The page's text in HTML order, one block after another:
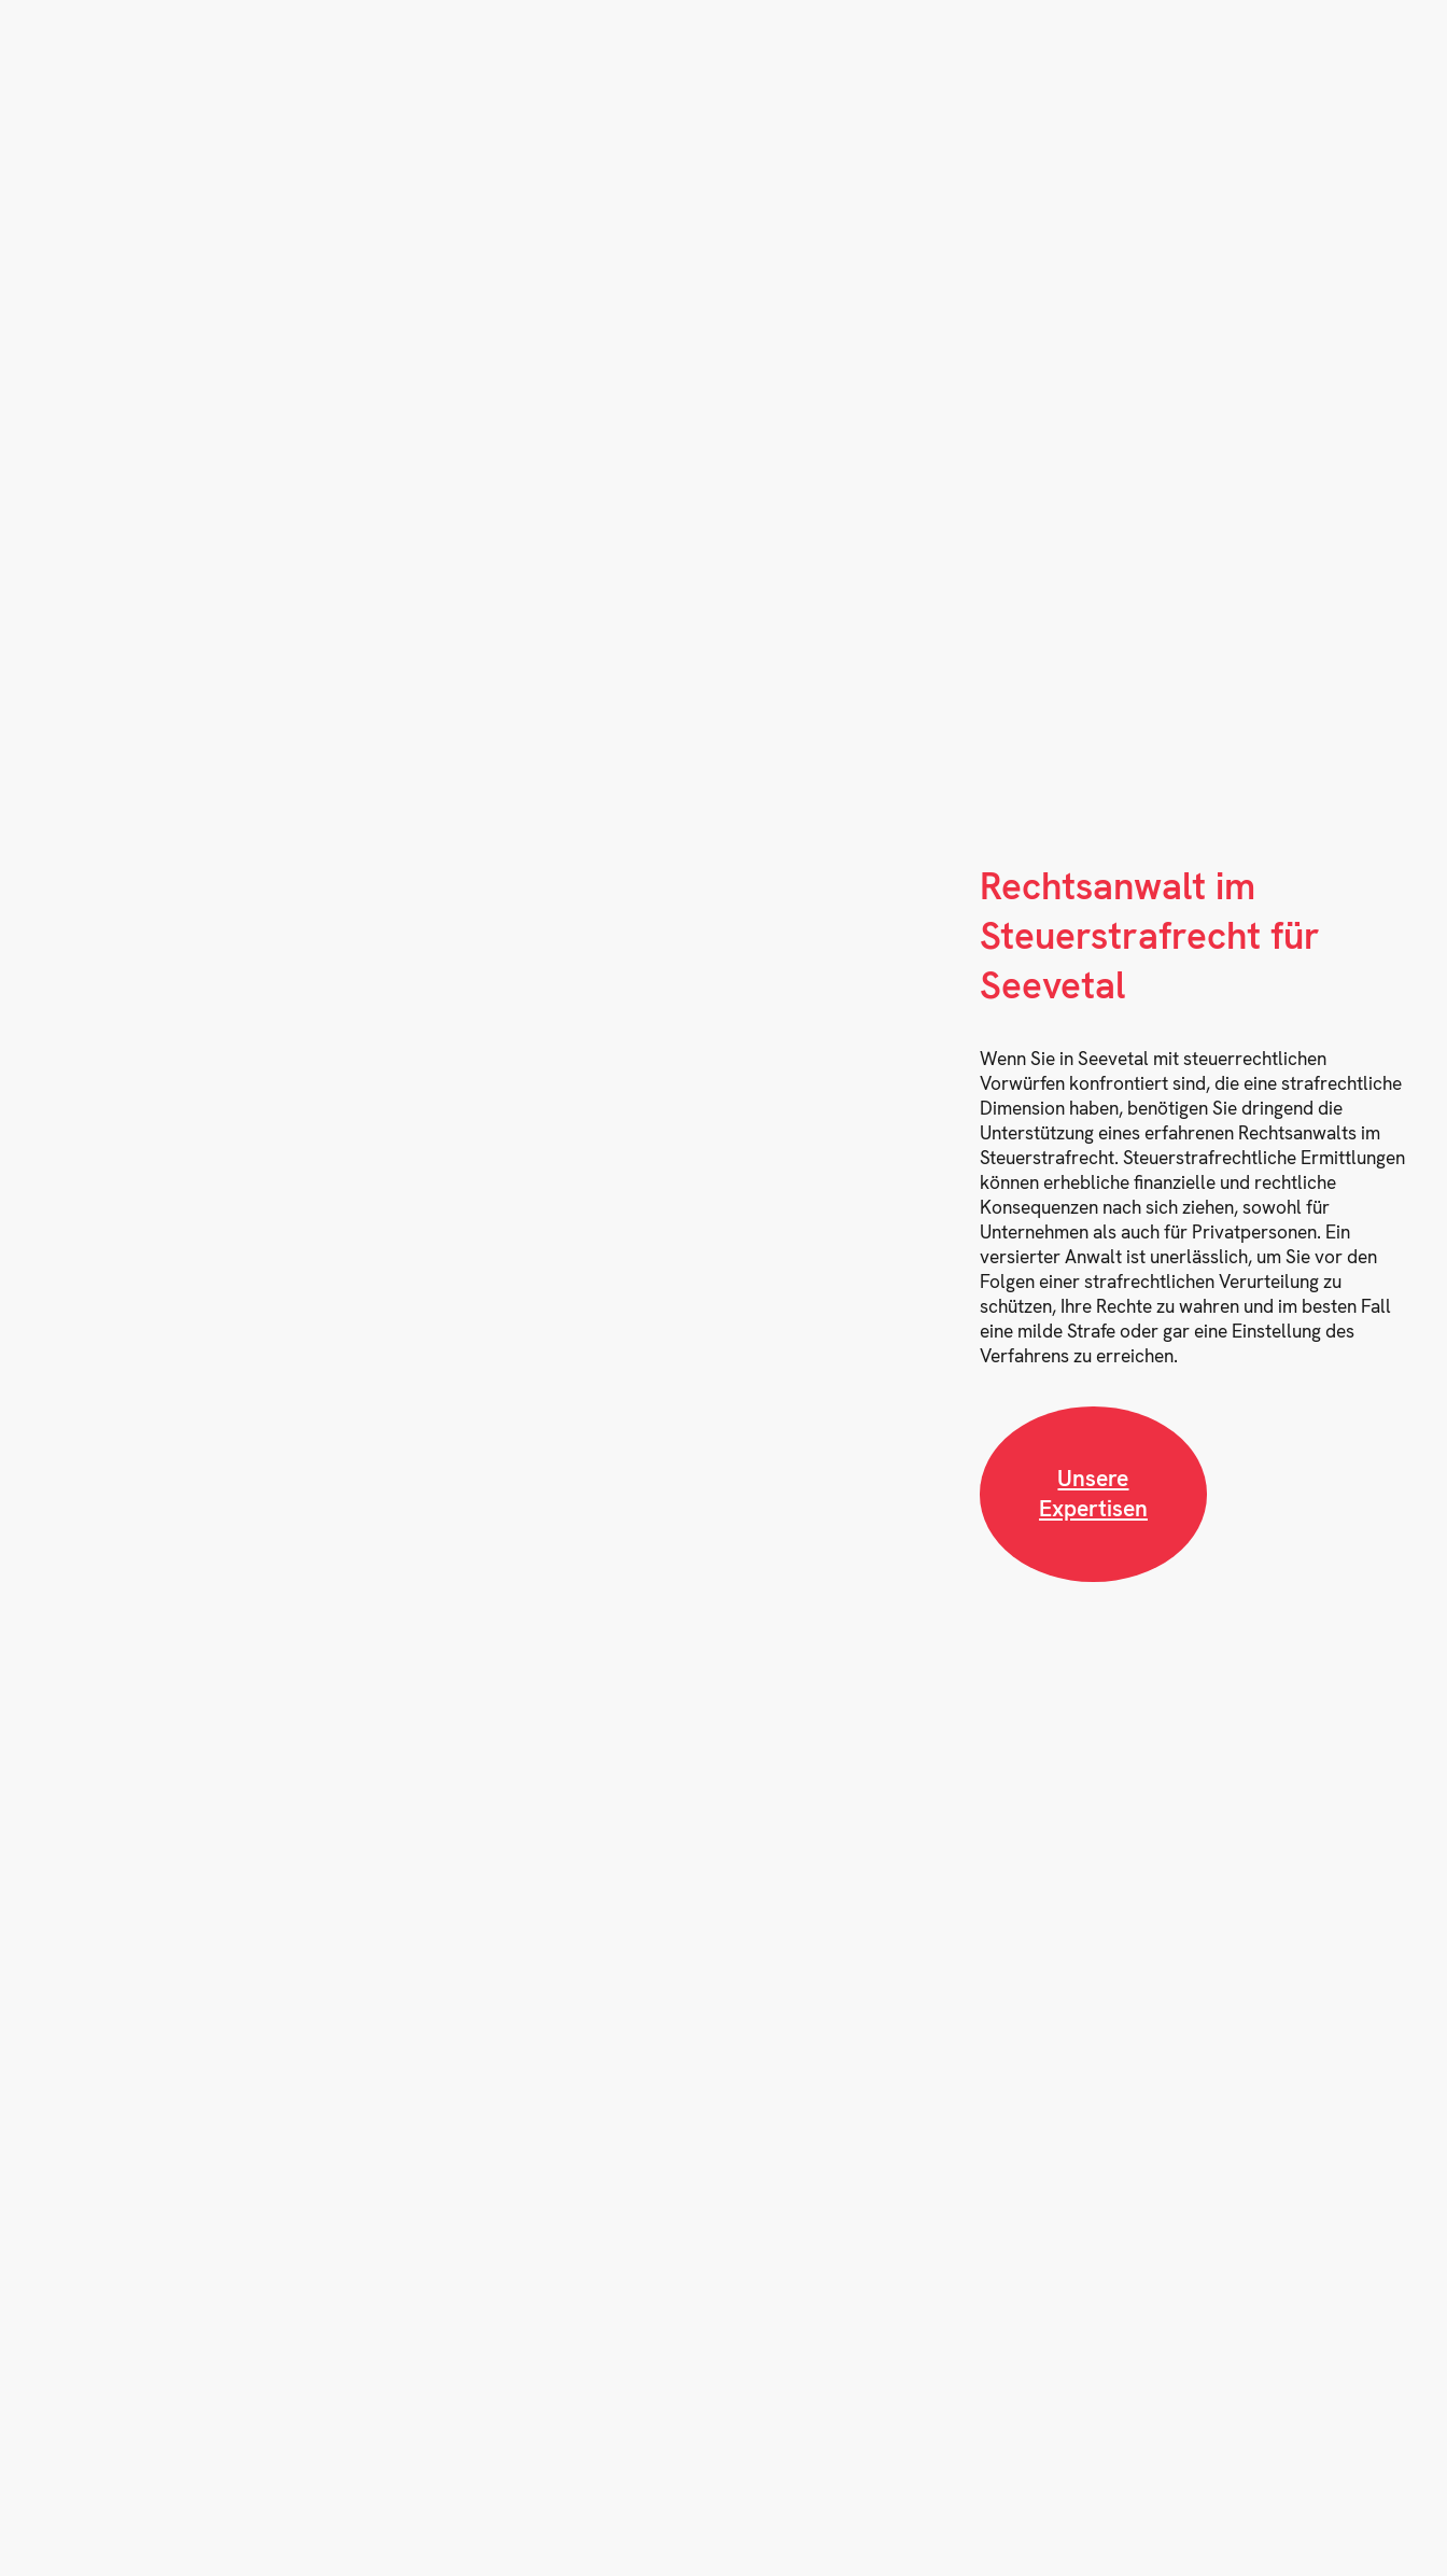
Rechtsanwalt im
Steuerstrafrecht für
Seevetal
Wenn Sie in Seevetal mit steuerrechtlichen
Vorwürfen konfrontiert sind, die eine strafrechtliche
Dimension haben, benötigen Sie dringend die
Unterstützung eines erfahrenen Rechtsanwalts im
Steuerstrafrecht. Steuerstrafrechtliche Ermittlungen
können erhebliche finanzielle und rechtliche
Konsequenzen nach sich ziehen, sowohl für
Unternehmen als auch für Privatpersonen. Ein
versierter Anwalt ist unerlässlich, um Sie vor den
Folgen einer strafrechtlichen Verurteilung zu
schützen, Ihre Rechte zu wahren und im besten Fall
eine milde Strafe oder gar eine Einstellung des
Verfahrens zu erreichen.
Unsere
Expertisen